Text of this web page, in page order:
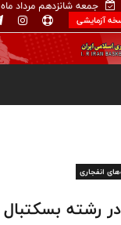
جمعه شانزدهم مرداد ماه
آزمایشی
رشته بسکتبال